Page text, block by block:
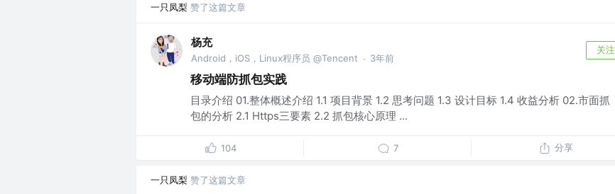
一只凤梨 赞了这篇文章
杨充
Android，iOS，Linux程序员 @Tencent · 3年前
关注
移动端防抓包实践
目录介绍 01.整体概述介绍 1.1 项目背景 1.2 思考问题 1.3 设计目标 1.4 收益分析 02.市面抓
包的分析 2.1 Https三要素 2.2 抓包核心原理 ...
104 7 分享
一只凤梨 赞了这篇文章